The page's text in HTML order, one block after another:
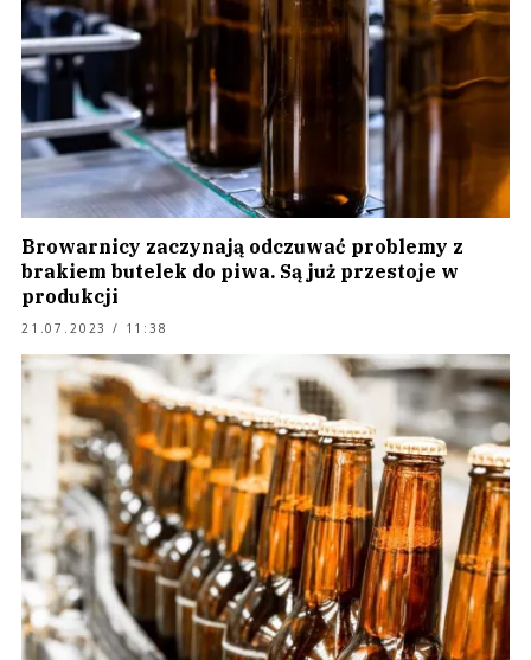
Browarnicy zaczynają odczuwać problemy z
brakiem butelek do piwa. Są już przestoje w
produkcji
21.07.2023 / 11:38